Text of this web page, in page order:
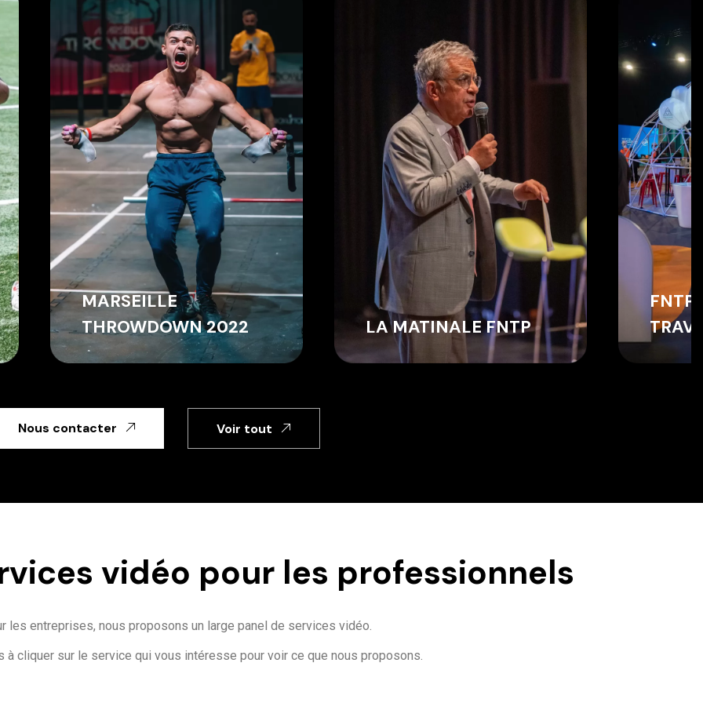
LA MATINALE FNTP
FNTP - FORUM DES
TRAVAUX PUBLICS
Nous contacter Voir tout
vidéo pour les professionnels
les entreprises, nous proposons un large panel de services vidéo.
à cliquer sur le service qui vous intéresse pour voir ce que nous proposons.